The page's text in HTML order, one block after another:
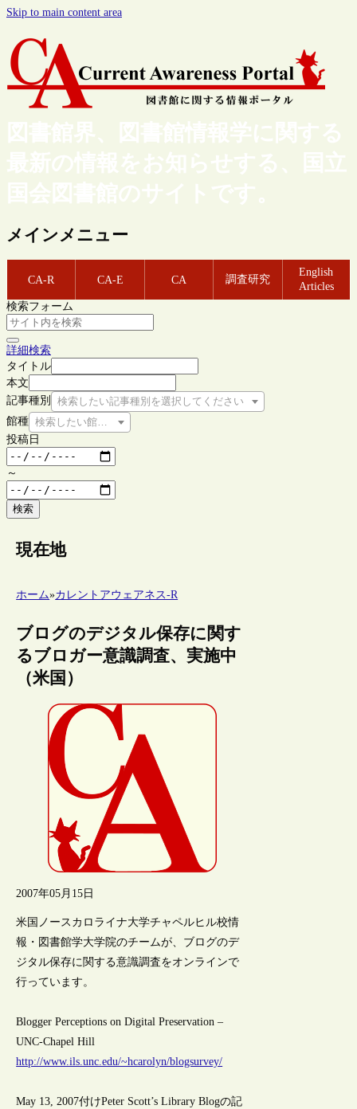
Skip to main content area
図書館界、図書館情報学に関する
最新の情報をお知らせする、国立
国会図書館のサイトです。
メインメニュー
CA-R CA-E CA 調査研究
English
Articles
検索フォーム
詳細検索
タイトル
本文
記事種別
検索したい記事種別を選択してください
館種 検索したい館種を選択してください
投稿日
～
検索
現在地
ホーム»カレントアウェアネス-R
ブログのデジタル保存に関す
るブロガー意識調査、実施中
（米国）
2007年05月15日
米国ノースカロライナ大学チャペルヒル校情
報・図書館学大学院のチームが、ブログのデ
ジタル保存に関する意識調査をオンラインで
行っています。
Blogger Perceptions on Digital Preservation –
UNC-Chapel Hill
http://www.ils.unc.edu/~hcarolyn/blogsurvey/
May 13, 2007付けPeter Scott’s Library Blogの記